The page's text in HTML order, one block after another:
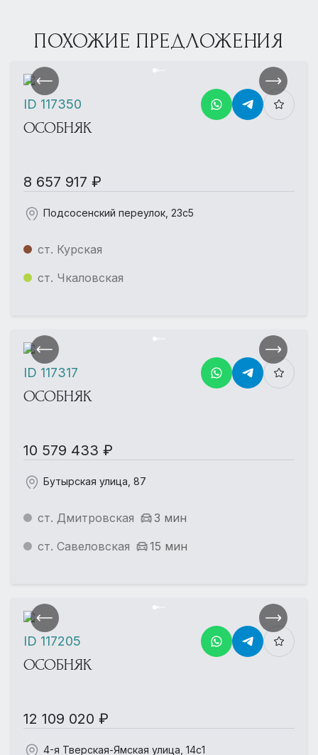
ПОХОЖИЕ ПРЕДЛОЖЕНИЯ
ОСОБНЯК
8 657 917 ₽
Подсосенский переулок, 23с5
ст. Курская
ст. Чкаловская
ID 117350
ОСОБНЯК
10 579 433 ₽
Бутырская улица, 87
ст. Дмитровская
3 мин
ст. Савеловская
15 мин
ID 117317
ОСОБНЯК
12 109 020 ₽
4-я Тверская-Ямская улица, 14с1
ID 117205